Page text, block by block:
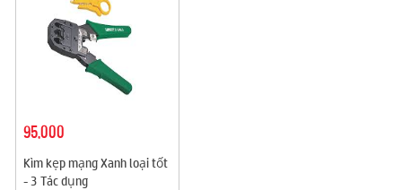
95,000
Kìm kẹp mạng Xanh loại tốt
- 3 Tác dụng